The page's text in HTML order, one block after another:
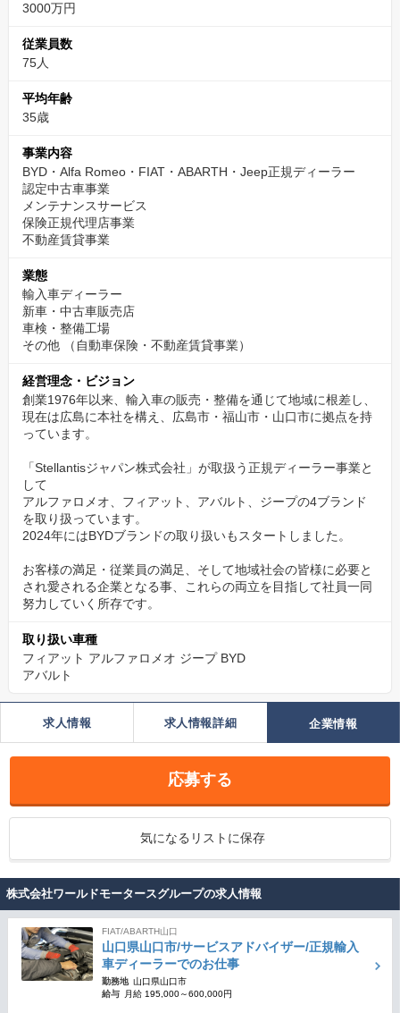
3000万円
従業員数
75人
平均年齢
35歳
事業内容
BYD・Alfa Romeo・FIAT・ABARTH・Jeep正規ディーラー
認定中古車事業
メンテナンスサービス
保険正規代理店事業
不動産賃貸事業
業態
輸入車ディーラー
新車・中古車販売店
車検・整備工場
その他
（自動車保険・不動産賃貸事業）
経営理念・ビジョン
創業1976年以来、輸入車の販売・整備を通じて地域に根差し、
現在は広島に本社を構え、広島市・福山市・山口市に拠点を持
っています。
「Stellantisジャパン株式会社」が取扱う正規ディーラー事業と
して
アルファロメオ、フィアット、アバルト、ジープの4ブランド
を取り扱っています。
2024年にはBYDブランドの取り扱いもスタートしました。
お客様の満足・従業員の満足、そして地域社会の皆様に必要と
され愛される企業となる事、これらの両立を目指して社員一同
努力していく所存です。
取り扱い車種
フィアット アルファロメオ ジープ BYD
アバルト
求人情報 求人情報詳細 企業情報
応募する
気になるリストに保存
株式会社ワールドモータースグループの求人情報
FIAT/ABARTH山口
山口県山口市/サービスアドバイザー/正規輸入
車ディーラーでのお仕事
勤務地 山口県山口市
給与
月給 195,000～600,000円